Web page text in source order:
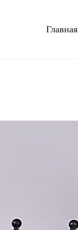
Главная